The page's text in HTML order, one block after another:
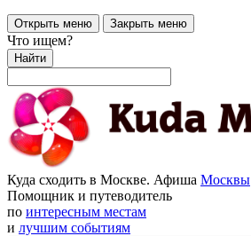
Открыть меню Закрыть меню
Что ищем?
Найти
Куда сходить в Москве. Афиша Москвы
Помощник и путеводитель
по интересным местам
и лучшим событиям